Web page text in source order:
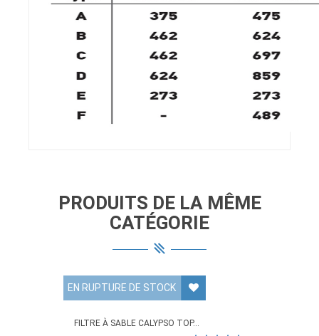
PRODUITS DE LA MÊME
CATÉGORIE
EN RUPTURE DE STOCK
FILTRE À SABLE CALYPSO TOP...